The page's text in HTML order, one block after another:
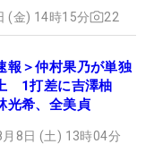
(金) 14時15分 22
報＞仲村果乃が単独
1打差に吉澤柚
光希、全美貞
8日 (土) 13時04分